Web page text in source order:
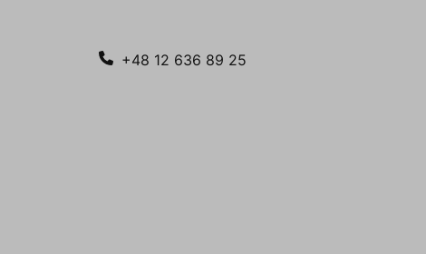
+48 12 636 89 25